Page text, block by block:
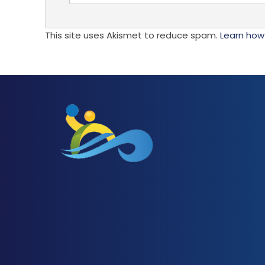
This site uses Akismet to reduce spam. Learn